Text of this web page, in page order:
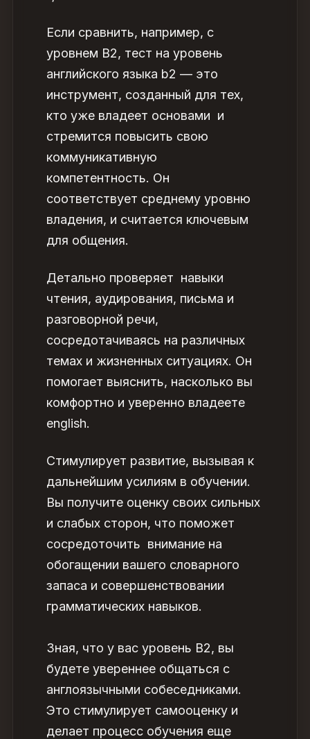
Если сравнить, например, с
уровнем В2, тест на уровень
английского языка b2 — это
инструмент, созданный для тех,
кто уже владеет основами и
стремится повысить свою
коммуникативную
компетентность. Он
соответствует среднему уровню
владения, и считается ключевым
для общения.
Детально проверяет навыки
чтения, аудирования, письма и
разговорной речи,
сосредотачиваясь на различных
темах и жизненных ситуациях. Он
помогает выяснить, насколько вы
комфортно и уверенно владеете
english.
Стимулирует развитие, вызывая к
дальнейшим усилиям в обучении.
Вы получите оценку своих сильных
и слабых сторон, что поможет
сосредоточить внимание на
обогащении вашего словарного
запаса и совершенствовании
грамматических навыков.
Зная, что у вас уровень B2, вы
будете увереннее общаться с
англоязычными собеседниками.
Это стимулирует самооценку и
делает процесс обучения еще